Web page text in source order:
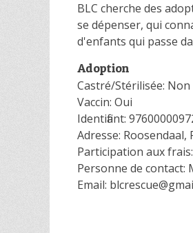
BLC cherche des
se dépenser, qui
d'enfants qui passe
Adoption
Castré/Stérilisée:
Vaccin: Oui
Identifiant:
Adresse: Roosendaal,
Participation aux
Personne de contact:
Email: